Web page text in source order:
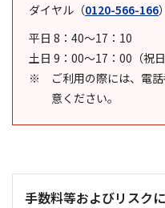
ダイヤル （0120-566-166）
平日 8：40～17：10
土日 9：00～17：00（祝
ご利用の際には、電
意ください。
手数料等およびリスク